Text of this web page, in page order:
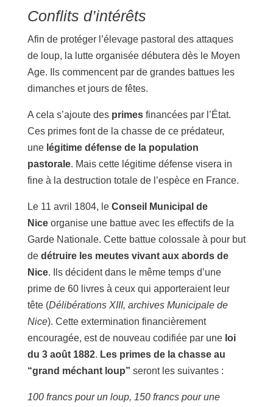
Conflits d’intérêts
Afin de protéger l’élevage pastoral des attaques
de loup, la lutte organisée débutera dès le Moyen
Age. Ils commencent par de grandes battues les
dimanches et jours de fêtes.
A cela s’ajoute des primes financées par l’État.
Ces primes font de la chasse de ce prédateur,
une légitime défense de la population
pastorale. Mais cette légitime défense visera in
fine à la destruction totale de l’espèce en France.
Le 11 avril 1804, le Conseil Municipal de
Nice organise une battue avec les effectifs de la
Garde Nationale. Cette battue colossale à pour but
de détruire les meutes vivant aux abords de
Nice. Ils décident dans le même temps d’une
prime de 60 livres à ceux qui apporteraient leur
tête (Délibérations XIII, archives Municipale de
Nice). Cette extermination financièrement
encouragée, est de nouveau codifiée par une loi
du 3 août 1882. Les primes de la chasse au
“grand méchant loup” seront les suivantes :
100 francs pour un loup, 150 francs pour une